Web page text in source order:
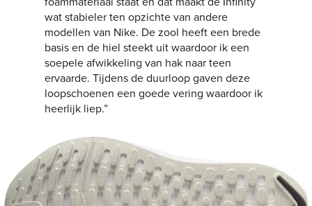
wat stabieler ten opzichte van andere
modellen van Nike. De zool heeft een brede
basis en de hiel steekt uit waardoor ik een
soepele afwikkeling van hak naar teen
ervaarde. Tijdens de duurloop gaven deze
loopschoenen een goede vering waardoor ik
heerlijk liep.”